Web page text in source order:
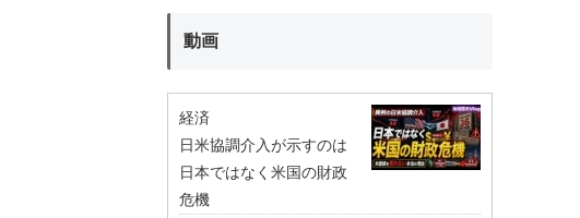
動画
経済
日米協調介入が示すのは
日本ではなく米国の財政
危機